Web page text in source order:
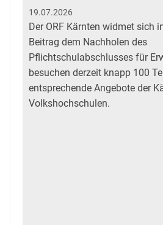
: Ein Leben für Bildung, Demokratie und
19.07.2026
Der ORF Kärnten widmet sich
Beitrag dem Nachholen des
Pflichtschulabschlusses für
besuchen derzeit knapp 100
entsprechende Angebote der
Volkshochschulen.